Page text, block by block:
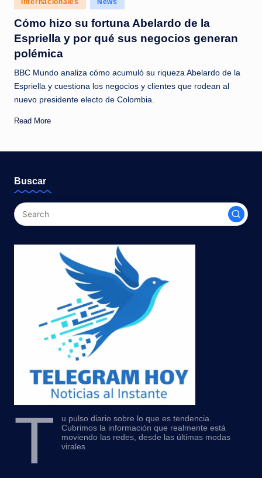
c
i
a
s
a
l
i
t
a
n
in
Internacionales News
Cómo hizo su fortuna Abelardo de la
Espriella y por qué sus negocios generan
polémica
BBC Mundo analiza cómo acumuló su riqueza Abelardo de la
Espriella y cuestiona los negocios y clientes que rodean al
nuevo presidente electo de Colombia.
Read More
Buscar
T
u pulso diario sobre lo que es tendencia.
Cubrimos la información que realmente está
moviendo las redes, desde las últimas modas
virales